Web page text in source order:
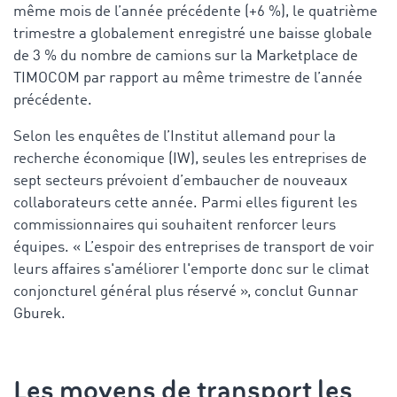
même mois de l’année précédente (+6 %), le quatrième
trimestre a globalement enregistré une baisse globale
de 3 % du nombre de camions sur la Marketplace de
TIMOCOM par rapport au même trimestre de l’année
précédente.
Selon les enquêtes de l’Institut allemand pour la
recherche économique (IW), seules les entreprises de
sept secteurs prévoient d’embaucher de nouveaux
collaborateurs cette année. Parmi elles figurent les
commissionnaires qui souhaitent renforcer leurs
équipes. « L’espoir des entreprises de transport de voir
leurs affaires s'améliorer l'emporte donc sur le climat
conjoncturel général plus réservé », conclut Gunnar
Gburek.